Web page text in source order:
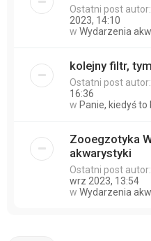
Ostatni post autor:
2023, 14:10
w Wydarzenia
kolejny filtr,
Ostatni post autor:
16:36
w Panie, kiedyś to
Zooegzotyka
akwarystyki
Ostatni post autor:
wrz 2023, 13:54
w Wydarzenia